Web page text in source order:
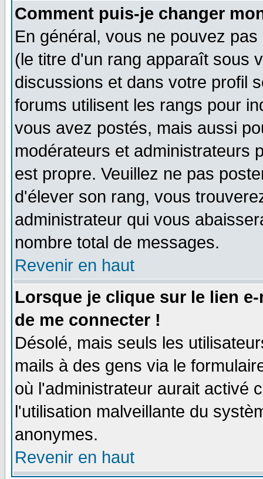
Comment puis-je changer
En général, vous ne pouvez
(le titre d'un rang apparaît sous
discussions et dans votre profil
forums utilisent les rangs pour
vous avez postés, mais aussi
modérateurs et administrateurs
est propre. Veuillez ne pas
d'élever son rang, vous
administrateur qui vous
nombre total de messages.
Revenir en haut
Lorsque je clique sur le lien
de me connecter !
Désolé, mais seuls les
mails à des gens via le
où l'administrateur aurait activé
l'utilisation malveillante du
anonymes.
Revenir en haut